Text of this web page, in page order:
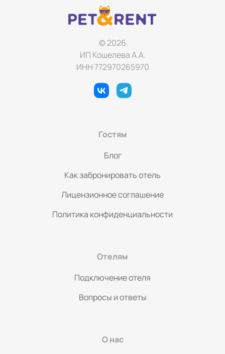
© 2026
ИП Кошелева А.А.
ИНН 772970265970
Гостям
Блог
Как забронировать отель
Лицензионное соглашение
Политика конфиденциальности
Отелям
Подключение отеля
Вопросы и ответы
О нас